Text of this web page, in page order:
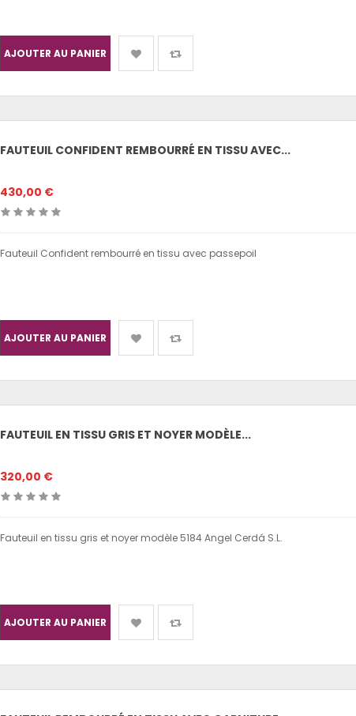
AJOUTER AU PANIER
FAUTEUIL CONFIDENT REMBOURRÉ EN TISSU AVEC...
430,00 €
Fauteuil Confident rembourré en tissu avec passepoil
AJOUTER AU PANIER
FAUTEUIL EN TISSU GRIS ET NOYER MODÈLE...
320,00 €
Fauteuil en tissu gris et noyer modèle 5184 Angel Cerdá S.L.
AJOUTER AU PANIER